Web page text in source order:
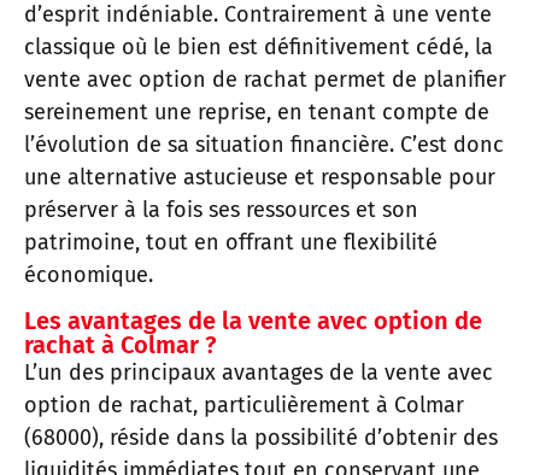
d’esprit indéniable. Contrairement à une vente
classique où le bien est définitivement cédé, la
vente avec option de rachat permet de planifier
sereinement une reprise, en tenant compte de
l’évolution de sa situation financière. C’est donc
une alternative astucieuse et responsable pour
préserver à la fois ses ressources et son
patrimoine, tout en offrant une flexibilité
économique.
Les avantages de la vente avec option de
rachat à Colmar ?
L’un des principaux avantages de la vente avec
option de rachat, particulièrement à Colmar
(68000), réside dans la possibilité d’obtenir des